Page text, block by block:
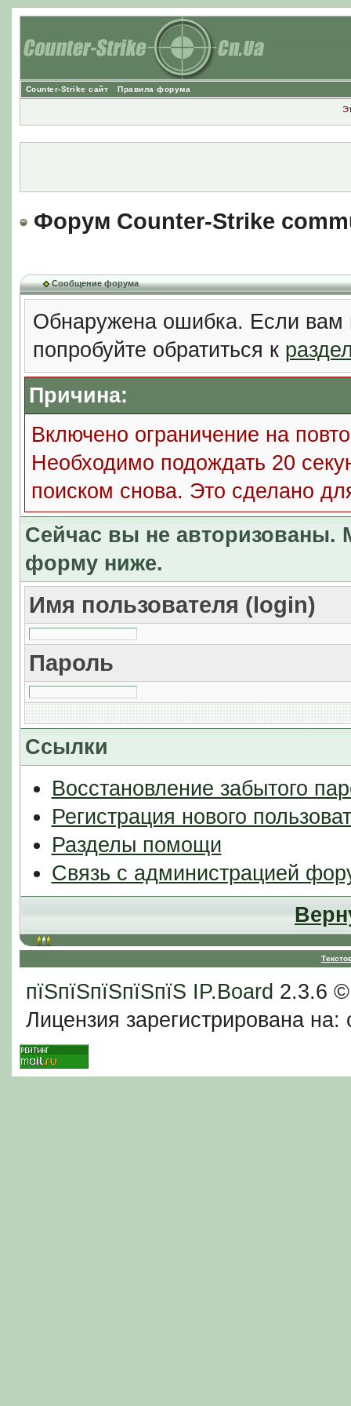
Counter-Strike сайт Правила форума
Форум Counter-Strike
Сообщение форума
Обнаружена ошибка. Если вам
попробуйте обратиться к
Причина:
Включено ограничение на
Необходимо подождать 20
поиском снова. Это сделано
Сейчас вы не авторизованы.
форму ниже.
Имя пользователя (login)
Пароль
Ссылки
Восстановление забытого
Регистрация нового
Разделы помощи
Связь с администрацией
пїЅпїЅпїЅпїЅпїЅ IP.Board 2.3.6
Лицензия зарегистрирована